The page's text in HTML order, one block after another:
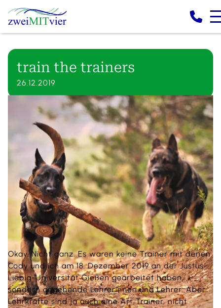
train the trainers
26.12.2019
Okay. Nicht ganz. Es waren keine Trainer mit denen
Cody und ich am 18. Dezember 2019 an der Justus-
Liebig-Universität Gießen gearbeitet haben,
sondern angehende Lehrerinnen und Lehrer. Aber
Lehrkräfte sind ja auch eine Art Trainer, nicht